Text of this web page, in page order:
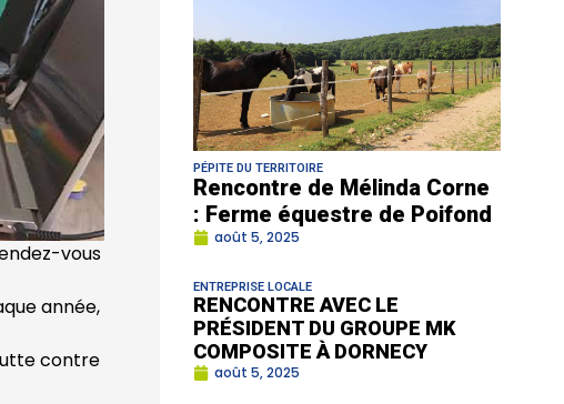
vous
année,
contre
PÉPITE DU TERRITOIRE
Rencontre de Mélinda Corne
: Ferme équestre de Poifond
août 5, 2025
ENTREPRISE LOCALE
RENCONTRE AVEC LE
PRÉSIDENT DU GROUPE MK
COMPOSITE À DORNECY
août 5, 2025